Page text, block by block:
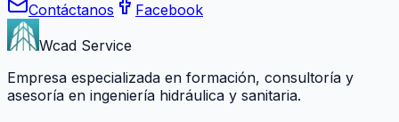
Contáctanos
Facebook
Wcad Service
Empresa especializada en formación, consultoría y
asesoría en ingeniería hidráulica y sanitaria.